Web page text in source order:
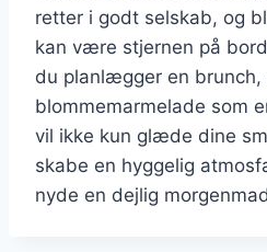
retter i godt selskab, og
kan være stjernen på
du planlægger en brunch,
blommemarmelade som
vil ikke kun glæde dine
skabe en hyggelig
nyde en dejlig